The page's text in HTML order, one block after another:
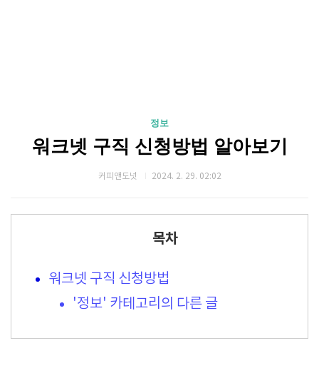
정보
워크넷 구직 신청방법 알아보기
커피앤도넛 2024. 2. 29. 02:02
목차
워크넷 구직 신청방법
'정보' 카테고리의 다른 글